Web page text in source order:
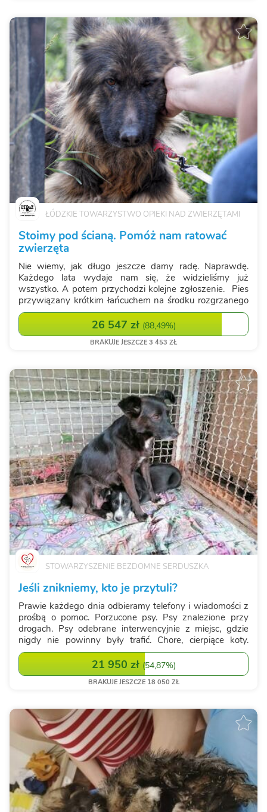
ŁÓDZKIE TOWARZYSTWO OPIEKI NAD ZWIERZĘTAMI
Stoimy pod ścianą. Pomóż nam ratować
zwierzęta
Nie wiemy, jak długo jeszcze damy radę. Naprawdę.
Każdego lata wydaje nam się, że widzieliśmy już
wszystko. A potem przychodzi kolejne zgłoszenie. Pies
przywiązany krótkim łańcuchem na środku rozgrzanego
pola. Bez cienia. Bez wody. Z językiem opadającym z
wycieńczenia. Kot zamknięty w nag...
26 547 zł (88,49%)
BRAKUJE JESZCZE 3 453 ZŁ
STOWARZYSZENIE BEZDOMNE SERDUSZKA
Jeśli znikniemy, kto je przytuli?
Prawie każdego dnia odbieramy telefony i wiadomości z
prośbą o pomoc. Porzucone psy. Psy znalezione przy
drogach. Psy odebrane interwencyjnie z miejsc, gdzie
nigdy nie powinny były trafić. Chore, cierpiące koty.
Ciężarne kotki. Każde z tych istnień zasługuje na
bezpieczeństwo, leczenie i szansę n...
21 950 zł (54,87%)
BRAKUJE JESZCZE 18 050 ZŁ